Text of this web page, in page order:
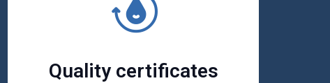
Quality certificates